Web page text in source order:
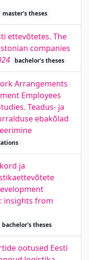
master's theses
ettevõtetes. The
companies
bachelor's theses
Arrangements
Employees
Teadus- ja
ebakõlad
ja
insights from
bachelor's theses
ootused Eesti